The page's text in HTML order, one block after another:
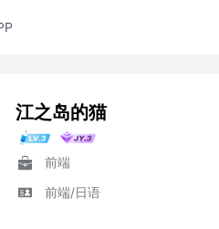
江之岛的猫
前端
前端/日语